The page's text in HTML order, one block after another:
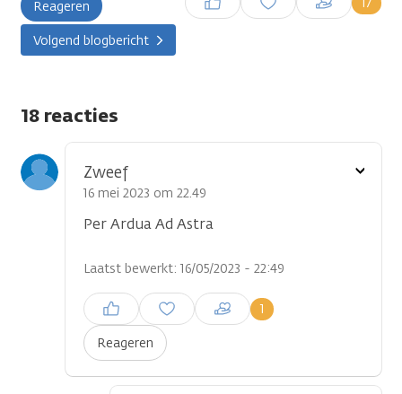
Reageren
plaatsen
Volgend blogbericht
18 reacties
Zweef
16 mei 2023 om 22.49
Per Ardua Ad Astra
Laatst bewerkt: 16/05/2023 - 22:49
Reageren
1
Inloggen om een reactie te
plaatsen
Toon